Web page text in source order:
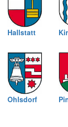
Hallstatt
Ohlsdorf